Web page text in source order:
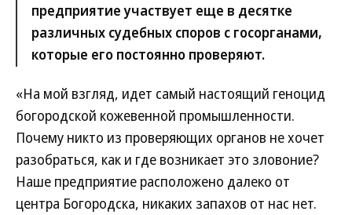
предприятие участвует еще в десятке
различных судебных споров с госорганами,
которые его постоянно проверяют.
«На мой взгляд, идет самый настоящий геноцид
богородской кожевенной промышленности.
Почему никто из проверяющих органов не хочет
разобраться, как и где возникает это зловоние?
Наше предприятие расположено далеко от
центра Богородска, никаких запахов от нас нет.